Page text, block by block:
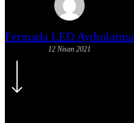
Fermada LED Aydınlatma
12 Nisan 2021